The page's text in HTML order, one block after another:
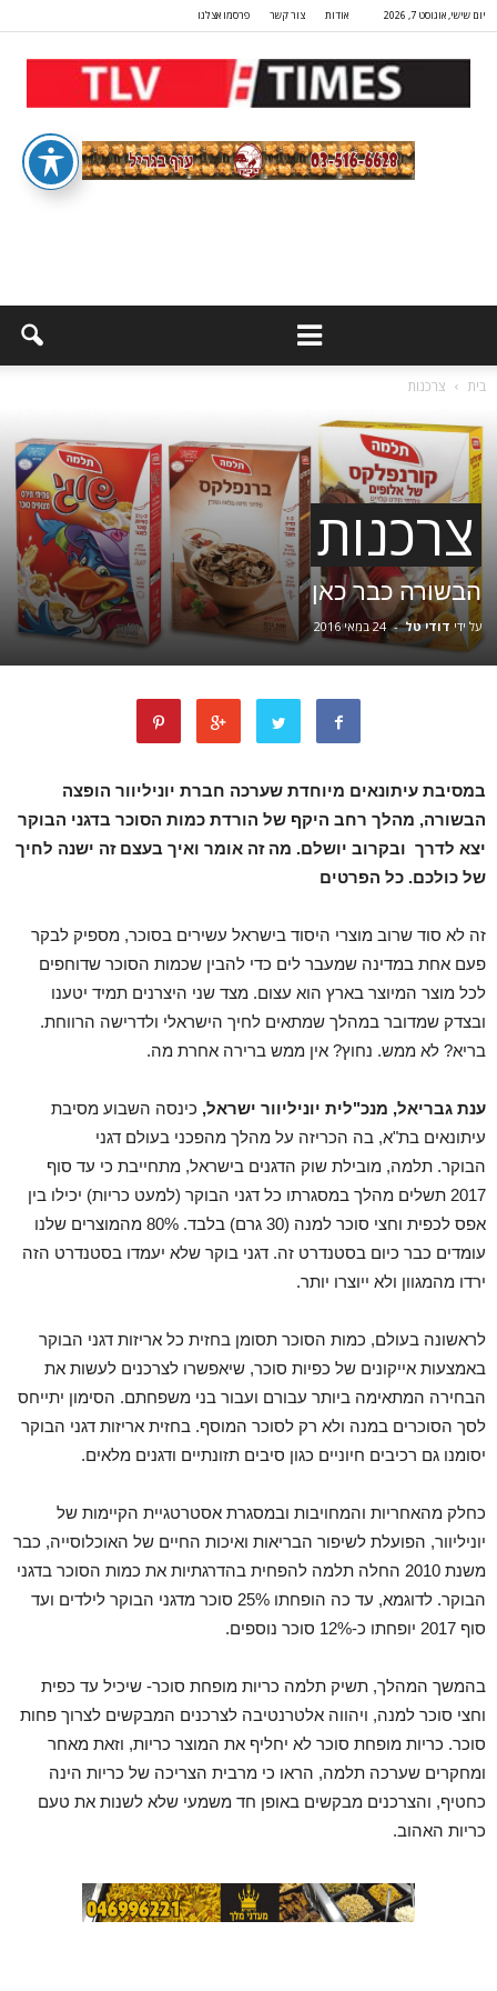
יום שישי, אוגוסט 7, 2026 אודות צור קשר פרסמו אצלנו
בית צרכנות
צרכנות
הבשורה כבר כאן
על ידי דודי טל - 24 במאי 2016
במסיבת עיתונאים מיוחדת שערכה חברת יוניליוור הופצה
הבשורה, מהלך רחב היקף של הורדת כמות הסוכר בדגני הבוקר
יצא לדרך ובקרוב יושלם. מה זה אומר ואיך בעצם זה ישנה לחיך
של כולכם. כל הפרטים
זה לא סוד שרוב מוצרי היסוד בישראל עשירים בסוכר, מספיק לבקר
פעם אחת במדינה שמעבר לים כדי להבין שכמות הסוכר שדוחפים
לכל מוצר המיוצר בארץ הוא עצום. מצד שני היצרנים תמיד יטענו
ובצדק שמדובר במהלך שמתאים לחיך הישראלי ולדרישה הרווחת.
בריא? לא ממש. נחוץ? אין ממש ברירה אחרת מה.
ענת גבריאל, מנכ"לית יוניליוור ישראל, כינסה השבוע מסיבת
עיתונאים בת"א, בה הכריזה על מהלך מהפכני בעולם דגני
הבוקר. תלמה, מובילת שוק הדגנים בישראל, מתחייבת כי עד סוף
2017 תשלים מהלך במסגרתו כל דגני הבוקר (למעט כריות) יכילו בין
אפס לכפית וחצי סוכר למנה (30 גרם) בלבד. 80% מהמוצרים שלנו
עומדים כבר כיום בסטנדרט זה. דגני בוקר שלא יעמדו בסטנדרט הזה
ירדו מהמגוון ולא ייוצרו יותר.
לראשונה בעולם, כמות הסוכר תסומן בחזית כל אריזות דגני הבוקר
באמצעות אייקונים של כפיות סוכר, שיאפשרו לצרכנים לעשות את
הבחירה המתאימה ביותר עבורם ועבור בני משפחתם. הסימון יתייחס
לסך הסוכרים במנה ולא רק לסוכר המוסף. בחזית אריזות דגני הבוקר
יסומנו גם רכיבים חיוניים כגון סיבים תזונתיים ודגנים מלאים.
כחלק מהאחריות והמחויבות ובמסגרת אסטרטגיית הקיימות של
יוניליוור, הפועלת לשיפור הבריאות ואיכות החיים של האוכלוסייה, כבר
משנת 2010 החלה תלמה להפחית בהדרגתיות את כמות הסוכר בדגני
הבוקר. לדוגמא, עד כה הופחתו 25% סוכר מדגני הבוקר לילדים ועד
סוף 2017 יופחתו כ-12% סוכר נוספים.
בהמשך המהלך, תשיק תלמה כריות מופחת סוכר- שיכיל עד כפית
וחצי סוכר למנה, ויהווה אלטרנטיבה לצרכנים המבקשים לצרוך פחות
סוכר. כריות מופחת סוכר לא יחליף את המוצר כריות, וזאת מאחר
ומחקרים שערכה תלמה, הראו כי מרבית הצריכה של כריות הינה
כחטיף, והצרכנים מבקשים באופן חד משמעי שלא לשנות את טעם
כריות האהוב.